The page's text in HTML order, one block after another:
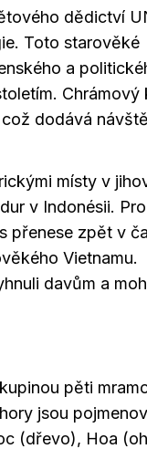
dědictví
Toto starověké
a
Chrámový
dodává
místy v
v Indonésii.
přenese zpět v
Vietnamu.
davům a
pěti
jsou
(dřevo), Hoa